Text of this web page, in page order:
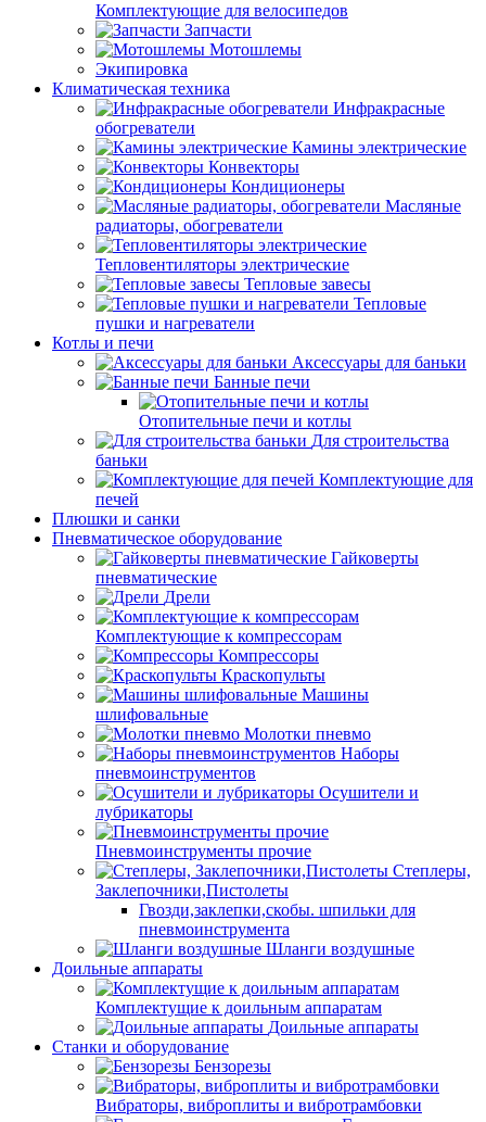
Комплектующие для велосипедов
Запчасти
Мотошлемы
Экипировка
Климатическая техника
Инфракрасные
обогреватели
Камины электрические
Конвекторы
Кондиционеры
Масляные
радиаторы, обогреватели
Тепловентиляторы электрические
Тепловые завесы
Тепловые
пушки и нагреватели
Котлы и печи
Аксессуары для баньки
Банные печи
Отопительные печи и котлы
Для строительства
баньки
Комплектующие для
печей
Плюшки и санки
Пневматическое оборудование
Гайковерты
пневматические
Дрели
Комплектующие к компрессорам
Компрессоры
Краскопульты
Машины
шлифовальные
Молотки пневмо
Наборы
пневмоинструментов
Осушители и
лубрикаторы
Пневмоинструменты прочие
Степлеры,
Заклепочники,Пистолеты
Гвозди,заклепки,скобы. шпильки для
пневмоинструмента
Шланги воздушные
Доильные аппараты
Комплектущие к доильным аппаратам
Доильные аппараты
Станки и оборудование
Бензорезы
Вибраторы, виброплиты и вибротрамбовки